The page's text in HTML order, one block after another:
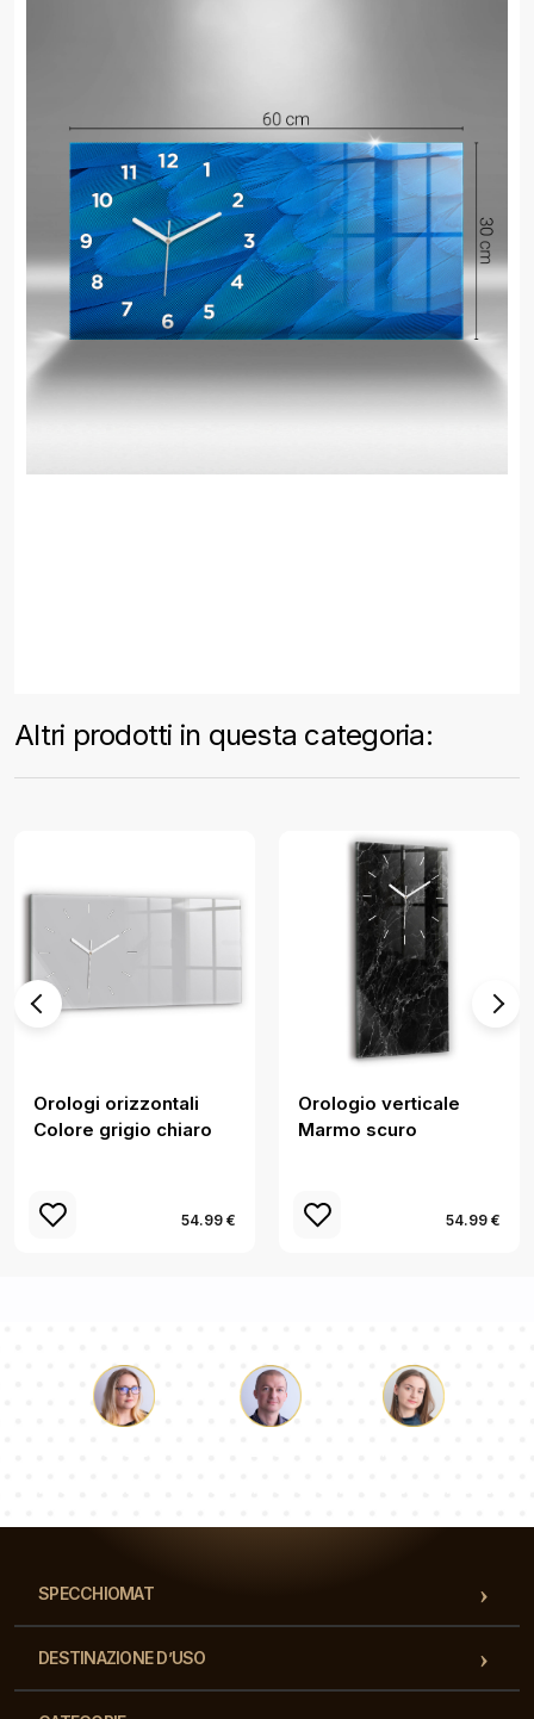
Altri prodotti in questa categoria:
Orologi orizzontali
Colore grigio chiaro
54.99 €
Orologio verticale
Marmo scuro
54.99 €
SPECCHIOMAT
DESTINAZIONE D’USO